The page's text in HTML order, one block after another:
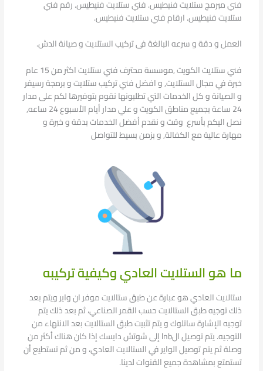
فني مبرمج ستلايت فنيطيس. فني ستلايت فنيطيس. رقم فني
ستلايت فنيطيس. ارقام فني ستلايت فنيطيس.
العمل و دقة و سرعه البالغة فى تركيب الستلايت و صيانة الدش.
فني ستلايت الكويت ,موسسة محترف فني ستلايت اكثر من 15 عام
خبرة في مجال الستلايت, و افضل فني تركيب ستلايت و برمجة رسيفر
و الصيانة و كل الخدمات التي تطلبونها نقوم بتوفيرها لكم على مدار
24 ساعة بجميع مناطق الكويت و علي مدار أيام الأسبوع 24 ساعه,
نصل اليكم بأسرع وقت و نقدم أفضل الخدمات بدقة و خبرة و
مهارة عالية مع الكفالة, و بزمن بسيط للتواصل
ما هو الستلايت العادي وكيفية تركيبه
ستالايت العادي هو عبارة عن طبق ستالايت موفر ان واير ويتم بعد
ذلك توجيه طبق الستالايت حسب القمر الصناعي، ثم بعد ذلك يتم
توجيه الإشارة ساتلوك و يتم تثبيت طبق الستالايت بعد الانتهاء من
التوجيه. يتم توصيل الlnb إلى شوتش دايسك إذا كان هناك أكثر من
وصلة ثم يتم توصيل الواير في الستالايت العادي، و من ثم تستطيع أن
تستمتع بمشاهدة جميع القنوات لدينا.